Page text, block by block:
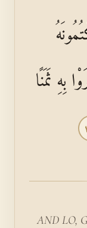
بِهِ ثَمَنًا
AND LO,